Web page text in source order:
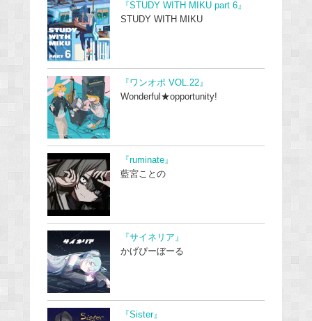
『STUDY WITH MIKU part 6』
STUDY WITH MIKU
『ワンオポ VOL.22』
Wonderful★opportunity!
『ruminate』
藍宮ことの
『サイネリア』
かげぴーぼーる
『Sister』